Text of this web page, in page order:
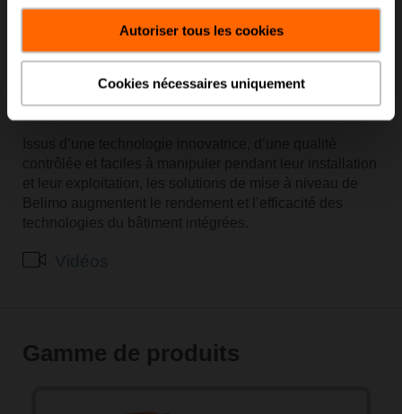
Autoriser tous les cookies
Cookies nécessaires uniquement
et leur exploitation, les solutions de mise à niveau de
Belimo augmentent le rendement et l’efficacité des
technologies du bâtiment intégrées.
Gamme de produits